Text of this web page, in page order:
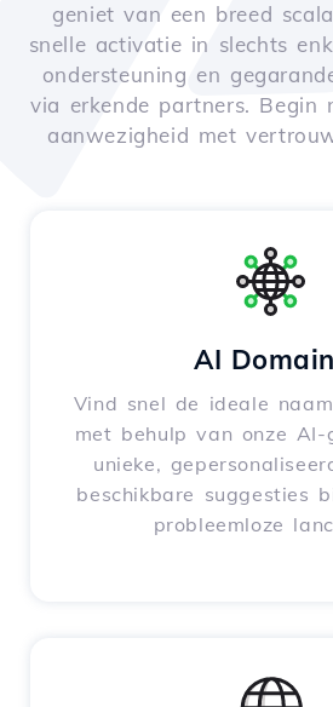
geniet van een breed
snelle activatie in slechts
ondersteuning en
via erkende partners. Begin
aanwezigheid met
AI
Vind snel de ideale
met behulp van onze AI-
unieke,
beschikbare suggesties
probleemloze